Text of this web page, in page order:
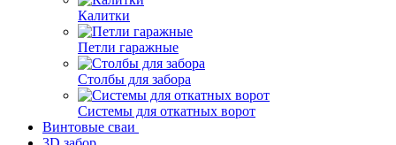
Калитки
Петли гаражные
Столбы для забора
Системы для откатных ворот
Винтовые сваи